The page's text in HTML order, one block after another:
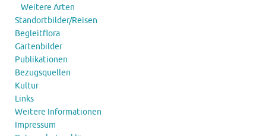
Weitere Arten
Standortbilder/Reisen
Begleitflora
Gartenbilder
Publikationen
Bezugsquellen
Kultur
Links
Weitere Informationen
Impressum